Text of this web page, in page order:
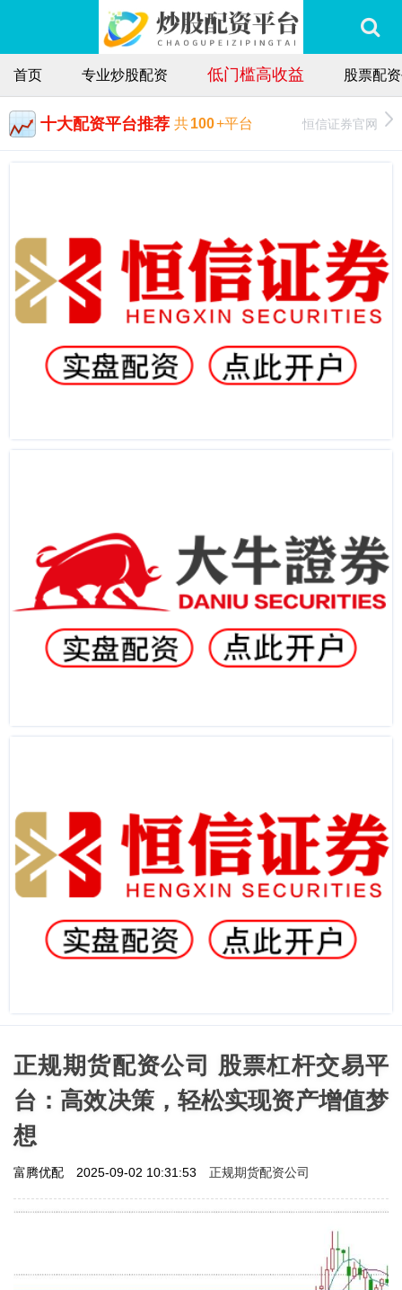
首页 专业炒股配资 低门槛高收益 股票配
十大配资平台推荐 共100+平台 恒信证券官网
正规期货配资公司 股票杠杆交易平
台：高效决策，轻松实现资产增值梦
想
富腾优配 2025-09-02 10:31:53 正规期货配资公司